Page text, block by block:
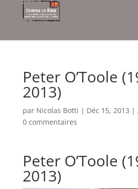
Peter O’Toole
2013)
par Nicolas Botti | Déc 15, 2013 |
0 commentaires
Peter O’Toole
2013)